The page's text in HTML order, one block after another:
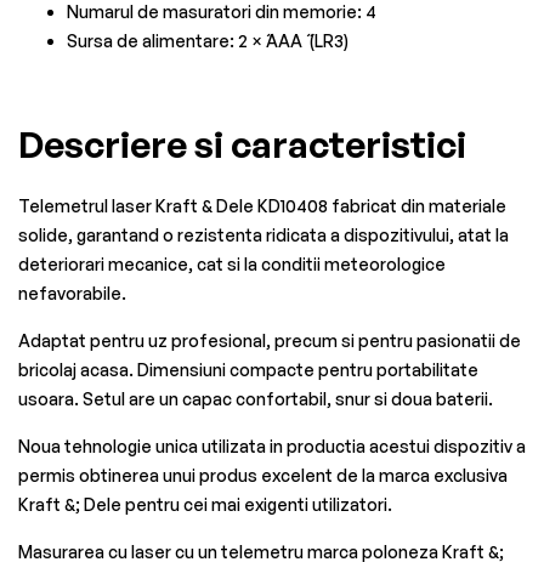
Numarul de masuratori din memorie: 4
Sursa de alimentare: 2 × ̋AAA ̋ (LR3)
Descriere si caracteristici
Telemetrul laser Kraft & Dele KD10408 fabricat din materiale
solide, garantand o rezistenta ridicata a dispozitivului, atat la
deteriorari mecanice, cat si la conditii meteorologice
nefavorabile.
Adaptat pentru uz profesional, precum si pentru pasionatii de
bricolaj acasa. Dimensiuni compacte pentru portabilitate
usoara. Setul are un capac confortabil, snur si doua baterii.
Noua tehnologie unica utilizata in productia acestui dispozitiv a
permis obtinerea unui produs excelent de la marca exclusiva
Kraft &; Dele pentru cei mai exigenti utilizatori.
Masurarea cu laser cu un telemetru marca poloneza Kraft &;